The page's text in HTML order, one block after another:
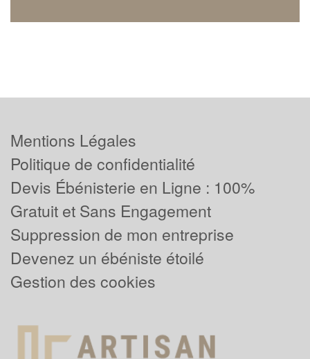
Mentions Légales
Politique de confidentialité
Devis Ébénisterie en Ligne : 100%
Gratuit et Sans Engagement
Suppression de mon entreprise
Devenez un ébéniste étoilé
Gestion des cookies